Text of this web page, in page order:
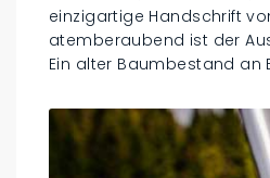
einzigartige Handschrift
atemberaubend ist der
Ein alter Baumbestand an